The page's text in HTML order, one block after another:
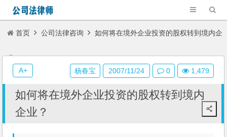
首页 公司法律咨询 如何将在境外企业投资的股权转到境内企
业？
如何将在境外企业投资的股权转到境内
企业？
杨春宝 2007/11/24 0 1,479
A+